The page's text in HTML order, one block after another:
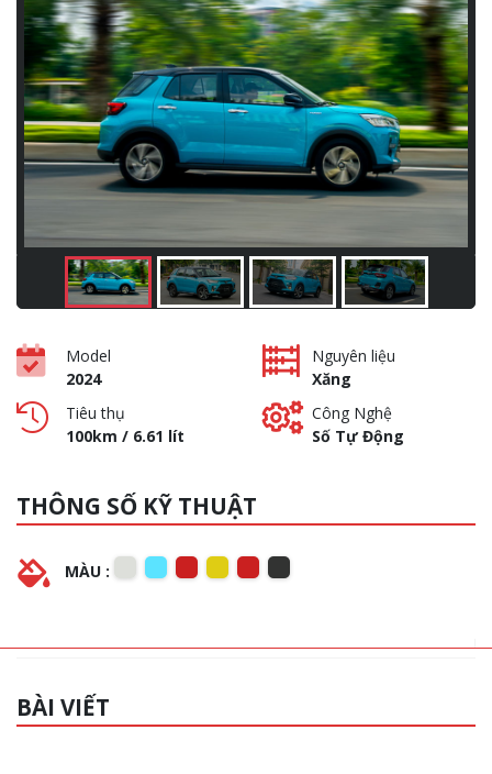
Model
2024
Nguyên liệu
Xăng
Tiêu thụ
100km / 6.61 lít
Công Nghệ
Số Tự Động
THÔNG SỐ KỸ THUẬT
MÀU :
BÀI VIẾT